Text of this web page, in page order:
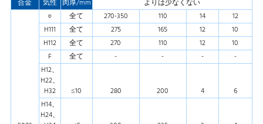
合金 気性 肉厚/mm よりは少なくない
○ 全て 270-350 110 14
12
H111
全て 275 165 12
10
H112
全て 270 110 12
10
F
全て - - -
-
H12、
H22、
H32
≤10 280 200 4
6
H14、
H24、